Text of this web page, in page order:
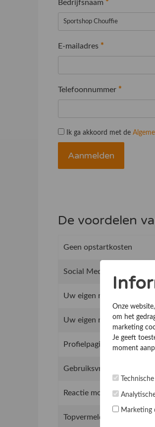
Bedrijfsnaam *
E-mailadres *
Telefoonnummer *
Ik ga akkoord met de
De voordelen
Geen opstartkosten
Social Media integratie
Uw eigen review promotie
Uw eigen review widget
Profielpagina optimalisatie
Gebruiksvriendelijk
Reactie mogelijkheid op
Topvermeldingen op de
Onze website,
om het
marketing
Je geeft
moment
Marketing